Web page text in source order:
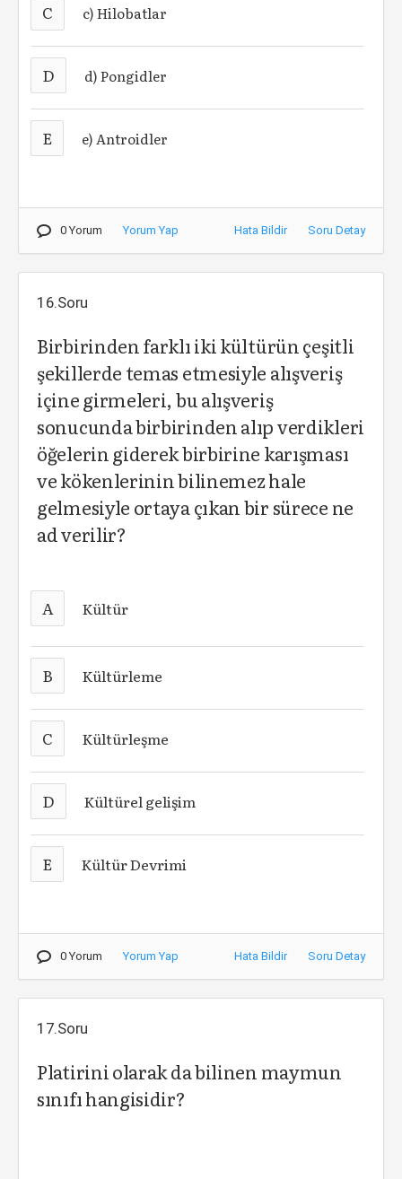
C c) Hilobatlar
D d) Pongidler
E e) Antroidler
0 Yorum Yorum Yap Hata Bildir Soru Detay
16.Soru
Birbirinden farklı iki kültürün çeşitli
şekillerde temas etmesiyle alışveriş
içine girmeleri, bu alışveriş
sonucunda birbirinden alıp verdikleri
öğelerin giderek birbirine karışması
ve kökenlerinin bilinemez hale
gelmesiyle ortaya çıkan bir sürece ne
ad verilir?
A Kültür
B Kültürleme
C Kültürleşme
D Kültürel gelişim
E Kültür Devrimi
0 Yorum Yorum Yap Hata Bildir Soru Detay
17.Soru
Platirini olarak da bilinen maymun
sınıfı hangisidir?